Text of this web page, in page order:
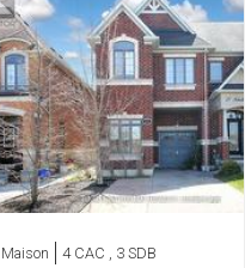
Maison 4 CAC , 3 SDB